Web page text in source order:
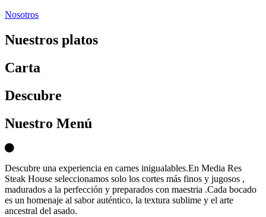
Nosotros
Nuestros platos
Carta
Descubre
Nuestro Menú
Descubre una experiencia en carnes inigualables.En Media Res
Steak House seleccionamos solo los cortes más finos y jugosos ,
madurados a la perfección y preparados con maestria .Cada bocado
es un homenaje al sabor auténtico, la textura sublime y el arte
ancestral del asado.